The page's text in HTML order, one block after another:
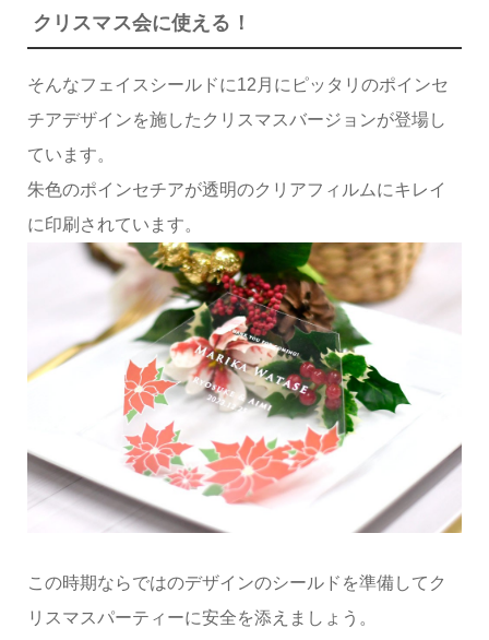
クリスマス会に使える！
そんなフェイスシールドに12月にピッタリのポインセ
チアデザインを施したクリスマスバージョンが登場し
ています。
朱色のポインセチアが透明のクリアフィルムにキレイ
に印刷されています。
この時期ならではのデザインのシールドを準備してク
リスマスパーティーに安全を添えましょう。